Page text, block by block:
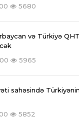
5680
və Türkiyə
5965
sahəsində
5852